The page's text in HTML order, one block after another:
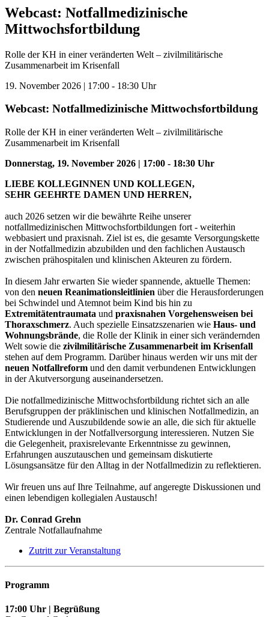
Webcast: Notfallmedizinische
Mittwochsfortbildung
Rolle der KH in einer veränderten Welt – zivilmilitärische
Zusammenarbeit im Krisenfall
19. November 2026 | 17:00 - 18:30 Uhr
Webcast: Notfallmedizinische Mittwochsfortbildung
Rolle der KH in einer veränderten Welt – zivilmilitärische
Zusammenarbeit im Krisenfall
Donnerstag, 19. November 2026 | 17:00 - 18:30 Uhr
LIEBE KOLLEGINNEN UND KOLLEGEN,
SEHR GEEHRTE DAMEN UND HERREN,
auch 2026 setzen wir die bewährte Reihe unserer
notfallmedizinischen Mittwochsfortbildungen fort - weiterhin
webbasiert und praxisnah. Ziel ist es, die gesamte Versorgungskette
in der Notfallmedizin abzubilden und den fachlichen Austausch
zwischen prähospitalen und klinischen Akteuren zu fördern.
In diesem Jahr erwarten Sie wieder spannende, aktuelle Themen:
von den neuen Reanimationsleitlinien über die Herausforderungen
bei Schwindel und Atemnot beim Kind bis hin zu
Extremitätentraumata und praxisnahen Vorgehensweisen bei
Thoraxschmerz. Auch spezielle Einsatzszenarien wie Haus- und
Wohnungsbrände, die Rolle der Klinik in einer sich verändernden
Welt sowie die zivilmilitärische Zusammenarbeit im Krisenfall
stehen auf dem Programm. Darüber hinaus werden wir uns mit der
neuen Notfallreform und den damit verbundenen Entwicklungen
in der Akutversorgung auseinandersetzen.
Die notfallmedizinische Mittwochsfortbildung richtet sich an alle
Berufsgruppen der präklinischen und klinischen Notfallmedizin, an
Studierende und Auszubildende sowie an alle, die sich für aktuelle
Entwicklungen in der Notfallversorgung interessieren. Nutzen Sie
die Gelegenheit, praxisrelevante Erkenntnisse zu gewinnen,
Erfahrungen auszutauschen und gemeinsam diskutierte
Lösungsansätze für den Alltag in der Notfallmedizin zu reflektieren.
Wir freuen uns auf Ihre Teilnahme, auf angeregte Diskussionen und
einen lebendigen kollegialen Austausch!
Dr. Conrad Grehn
Zentrale Notfallaufnahme
Zutritt zur Veranstaltung
Programm
17:00 Uhr | Begrüßung